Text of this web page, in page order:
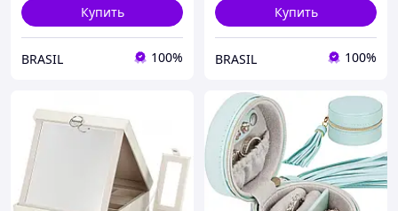
Купить
BRASIL 100%
Купить
BRASIL 100%